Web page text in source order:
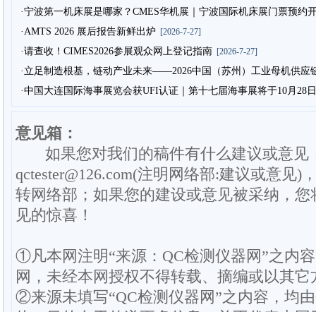
·宁波第一机床展是哪家？CMES华机展｜宁波国际机床展门票预约
·AMTS 2026 展后报告新鲜出炉[2026-7-27]
·请查收！CIMES2026参展观众网上登记指南[2026-7-27]
·立足制造根基，链动产业未来——2026中国（苏州）工业母机供应
·中国大连国际海事展览会获UFI认证｜第十七届海事展将于10月28
意见箱：
如果您对我们的稿件有什么建议或意见
qctester@126.com(注明网络部:建议或意见)
转网络部；如果您的建设或意见被采纳，
见的惊喜！
①凡本网注明“来源：QC检测仪器网”之内
网，未经本网授权不得转载、摘编或以其它
②来源未填写“QC检测仪器网”之内容，均